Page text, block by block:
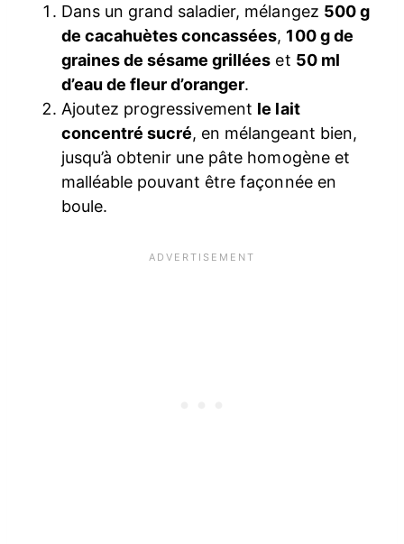
Dans un grand saladier, mélangez 500 g
de cacahuètes concassées, 100 g de
graines de sésame grillées et 50 ml
d’eau de fleur d’oranger.
Ajoutez progressivement le lait
concentré sucré, en mélangeant bien,
jusqu’à obtenir une pâte homogène et
malléable pouvant être façonnée en
boule.